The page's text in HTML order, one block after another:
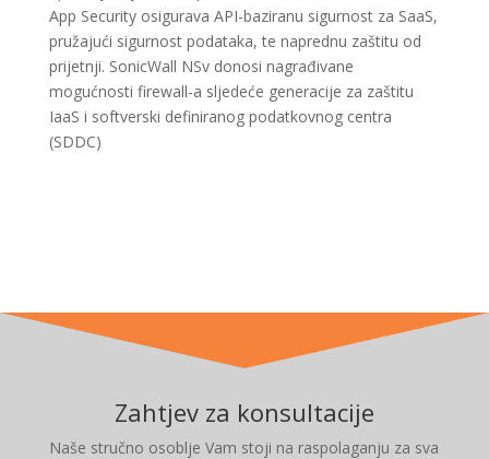
App Security osigurava API-baziranu sigurnost za SaaS,
pružajući sigurnost podataka, te naprednu zaštitu od
prijetnji. SonicWall NSv donosi nagrađivane
mogućnosti firewall-a sljedeće generacije za zaštitu
IaaS i softverski definiranog podatkovnog centra
(SDDC)
Zahtjev za konsultacije
Naše stručno osoblje Vam stoji na raspolaganju za sva